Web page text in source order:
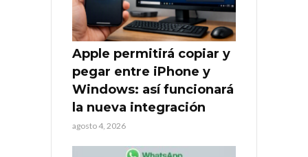
Apple permitirá copiar y
pegar entre iPhone y
Windows: así funcionará
la nueva integración
agosto 4, 2026